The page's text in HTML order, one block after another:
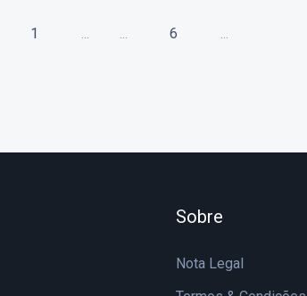
1 ... ... 6
...
Sobre
Nota Legal